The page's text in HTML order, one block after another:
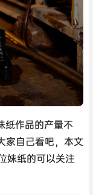
纸作品的产量不
家自己看吧，本文
妹纸的可以关注